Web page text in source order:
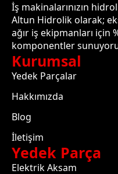
İş makinalarınızın
Altun Hidrolik olarak;
ağır iş ekipmanları
komponentler
Kurumsal
Yedek Parçalar
Hakkımızda
Blog
İletişim
Yedek Parça
Elektrik Aksam